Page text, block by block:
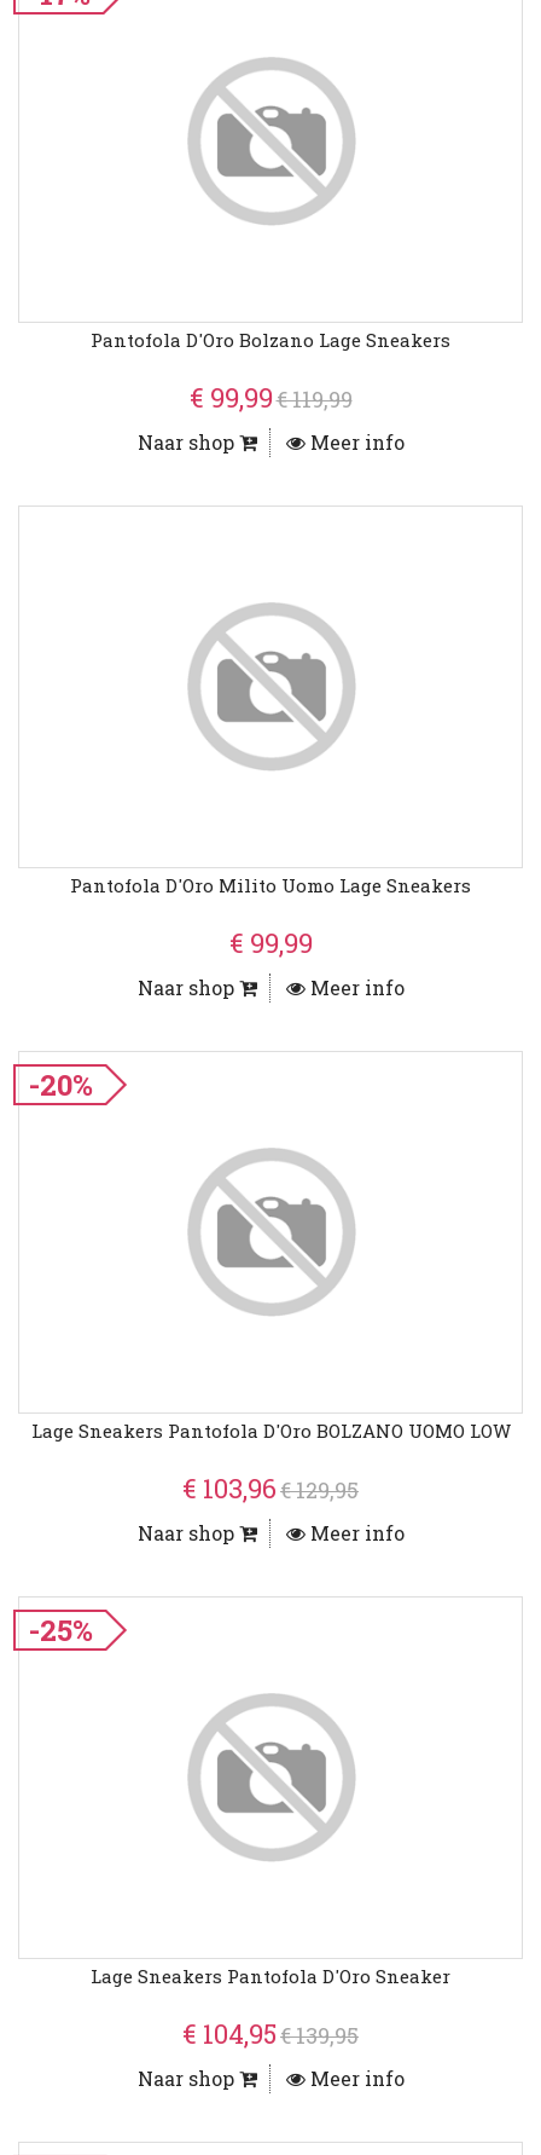
Pantofola D'Oro Bolzano Lage Sneakers
€ 99,99€ 119,99
Naar shop Meer info
Pantofola D'Oro Milito Uomo Lage Sneakers
€ 99,99
Naar shop Meer info
-20%
Lage Sneakers Pantofola D'Oro BOLZANO UOMO LOW
€ 103,96€ 129,95
Naar shop Meer info
-25%
Lage Sneakers Pantofola D'Oro Sneaker
€ 104,95€ 139,95
Naar shop Meer info